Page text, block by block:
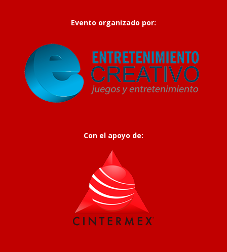
Evento organizado por:
Con el apoyo de: